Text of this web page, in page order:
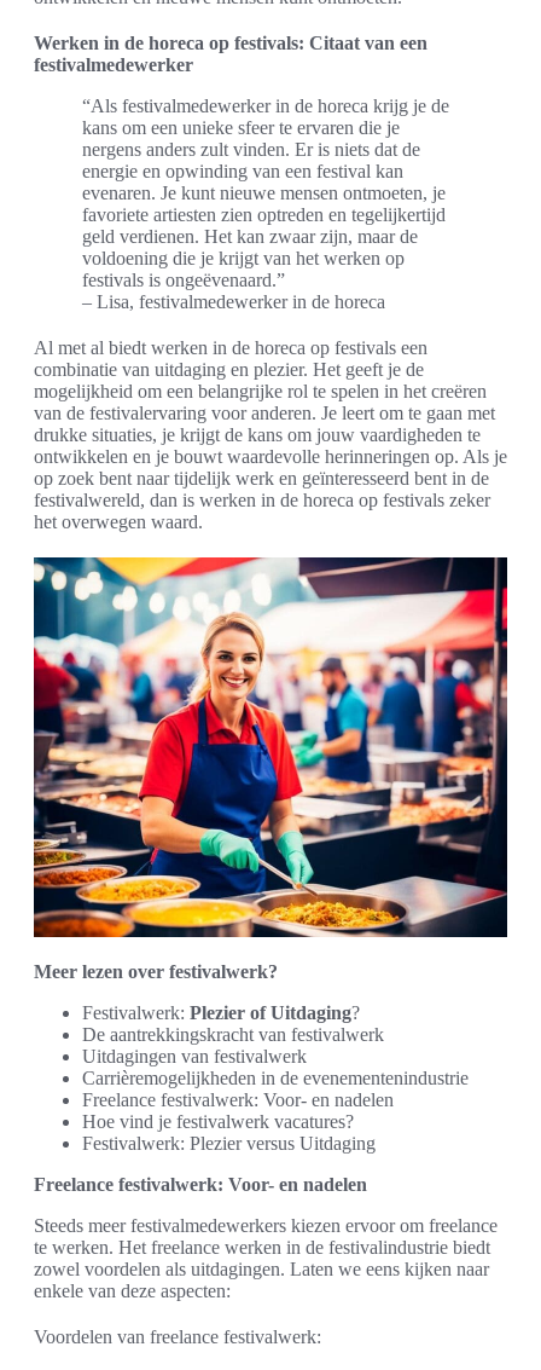
Werken in de horeca op festivals: Citaat van een
festivalmedewerker
“Als festivalmedewerker in de horeca krijg je de
kans om een unieke sfeer te ervaren die je
nergens anders zult vinden. Er is niets dat de
energie en opwinding van een festival kan
evenaren. Je kunt nieuwe mensen ontmoeten, je
favoriete artiesten zien optreden en tegelijkertijd
geld verdienen. Het kan zwaar zijn, maar de
voldoening die je krijgt van het werken op
festivals is ongeëvenaard.”
– Lisa, festivalmedewerker in de horeca
Al met al biedt werken in de horeca op festivals een
combinatie van uitdaging en plezier. Het geeft je de
mogelijkheid om een belangrijke rol te spelen in het creëren
van de festivalervaring voor anderen. Je leert om te gaan met
drukke situaties, je krijgt de kans om jouw vaardigheden te
ontwikkelen en je bouwt waardevolle herinneringen op. Als je
op zoek bent naar tijdelijk werk en geïnteresseerd bent in de
festivalwereld, dan is werken in de horeca op festivals zeker
het overwegen waard.
Meer lezen over festivalwerk?
Festivalwerk: Plezier of Uitdaging?
De aantrekkingskracht van festivalwerk
Uitdagingen van festivalwerk
Carrièremogelijkheden in de evenementenindustrie
Freelance festivalwerk: Voor- en nadelen
Hoe vind je festivalwerk vacatures?
Festivalwerk: Plezier versus Uitdaging
Freelance festivalwerk: Voor- en nadelen
Steeds meer festivalmedewerkers kiezen ervoor om freelance
te werken. Het freelance werken in de festivalindustrie biedt
zowel voordelen als uitdagingen. Laten we eens kijken naar
enkele van deze aspecten:
Voordelen van freelance festivalwerk: